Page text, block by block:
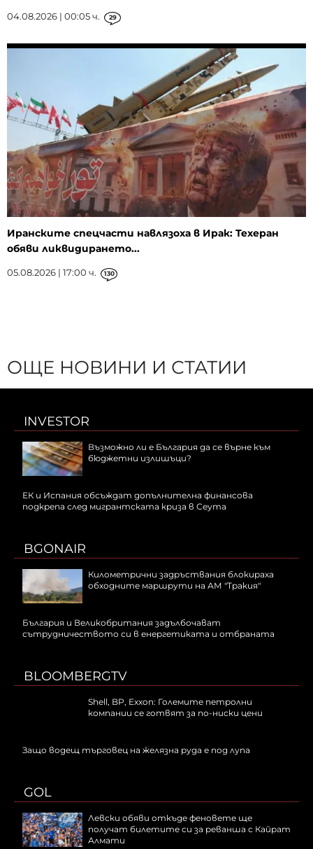
04.08.2026 | 00:05 ч. 29
Иранските спецчасти навлязоха в Ирак: Техеран
обяви ликвидирането...
05.08.2026 | 17:00 ч. 130
ОЩЕ НОВИНИ И СТАТИИ
INVESTOR
Възможно ли е България да се върне към
бюджетни излишъци?
ЕК и Испания обсъждат допълнителна финансова
подкрепа след мигрантската криза в Сеута
BGONAIR
Километрични задръствания блокираха
обходните маршрути на АМ "Тракия"
България и Великобритания задълбочават
сътрудничеството си в енергетиката и отбраната
BLOOMBERGTV
Shell, BP, Exxon: Големите петролни
компании се готвят за по-ниски цени
Защо водещ търговец на желязна руда е под лупа
GOL
Левски обяви откъде феновете ще
получат билетите си за реванша с Кайрат
Алмати